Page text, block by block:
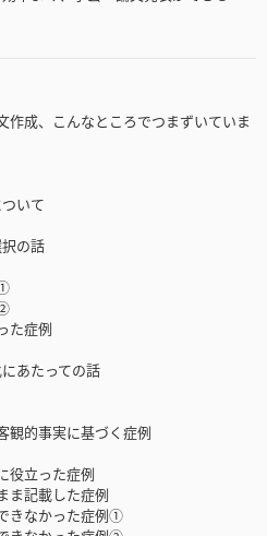
成、こんなところでつまずいていま
いて
の話
た症例
あたっての話
的事実に基づく症例
役立った症例
ま記載した症例
きなかった症例①